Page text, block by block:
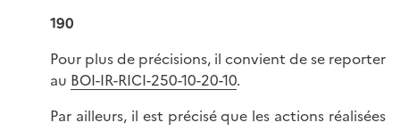
190
Pour plus de précisions, il convient de se reporter
au BOI-IR-RICI-250-10-20-10.
Par ailleurs, il est précisé que les actions réalisées